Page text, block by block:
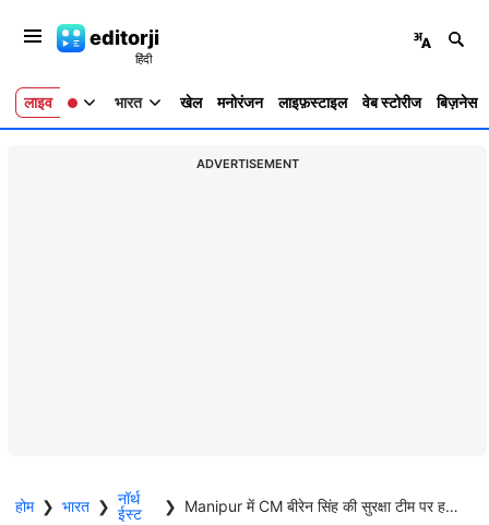
editorji
लाइव भारत खेल मनोरंजन लाइफ़स्टाइल वेब स्टोरीज बिज़नेस
ADVERTISEMENT
होम ❯ भारत ❯ नॉर्थ
ईस्ट
❯ Manipur में CM बीरेन सिंह की सुरक्षा टीम पर हमला, 2 जवान घायल